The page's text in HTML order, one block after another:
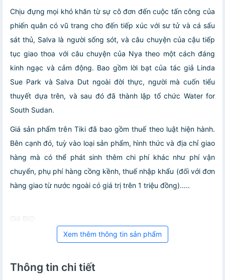
Chịu đựng mọi khó khăn từ sự cô đơn đến cuộc tấn công của
phiến quân có vũ trang cho đến tiếp xúc với sư tử và cá sấu
sát thủ, Salva là người sống sót, và câu chuyện của cậu tiếp
tục giao thoa với câu chuyện của Nya theo một cách đáng
kinh ngạc và cảm động. Bao gồm lời bạt của tác giả Linda
Sue Park và Salva Dut ngoài đời thực, người mà cuốn tiểu
thuyết dựa trên, và sau đó đã thành lập tổ chức Water for
South Sudan.
Giá sản phẩm trên Tiki đã bao gồm thuế theo luật hiện hành.
Bên cạnh đó, tuỳ vào loại sản phẩm, hình thức và địa chỉ giao
hàng mà có thể phát sinh thêm chi phí khác như phí vận
chuyển, phụ phí hàng cồng kềnh, thuế nhập khẩu (đối với đơn
hàng giao từ nước ngoài có giá trị trên 1 triệu đồng).....
Giá BIO
Xem thêm thông tin sản phẩm
Thông tin chi tiết